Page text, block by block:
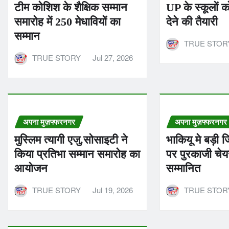
टीम कोशिश के शैक्षिक सम्मान
समारोह में 250 मेधावियों का
सम्मान
TRUE STORY Jul 27, 2026
UP के स्कूलों
देने की तैयारी
TRUE
अपना मुज़फ्फरनगर
मुस्लिम त्यागी एजु.सोसाइटी ने
किया प्रतिभा सम्मान समारोह का
आयोजन
TRUE STORY Jul 19, 2026
अपना मुज़फ्फरनगर
भाकियू मे बड़ी
पर पुरकाजी
सम्मानित
TRUE